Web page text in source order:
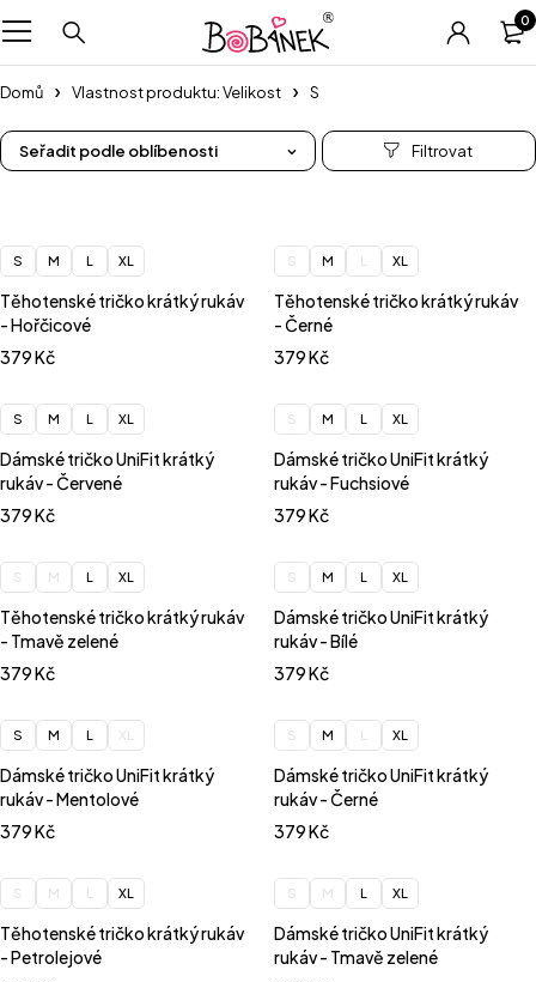
0
Domů Vlastnost produktu: Velikost S
Seřadit podle oblíbenosti
S M L XL
Těhotenské tričko krátký rukáv
- Hořčicové
379Kč
S M L XL
Těhotenské tričko krátký rukáv
- Černé
379Kč
S M L XL
Dámské tričko UniFit krátký
rukáv - Červené
379Kč
S M L XL
Dámské tričko UniFit krátký
rukáv - Fuchsiové
379Kč
S M L XL
Těhotenské tričko krátký rukáv
- Tmavě zelené
379Kč
S M L XL
Dámské tričko UniFit krátký
rukáv - Bílé
379Kč
S M L XL
Dámské tričko UniFit krátký
rukáv - Mentolové
379Kč
S M L XL
Dámské tričko UniFit krátký
rukáv - Černé
379Kč
S M L XL
Těhotenské tričko krátký rukáv
- Petrolejové
S M L XL
Dámské tričko UniFit krátký
rukáv - Tmavě zelené